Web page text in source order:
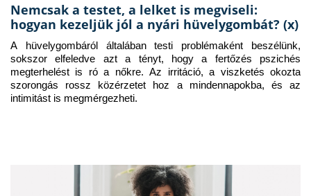
Nemcsak a testet, a lelket is megviseli:
hogyan kezeljük jól a nyári hüvelygombát? (x)
A hüvelygombáról általában testi problémaként beszélünk,
sokszor elfeledve azt a tényt, hogy a fertőzés pszichés
megterhelést is ró a nőkre. Az irritáció, a viszketés okozta
szorongás rossz közérzetet hoz a mindennapokba, és az
intimitást is megmérgezheti.